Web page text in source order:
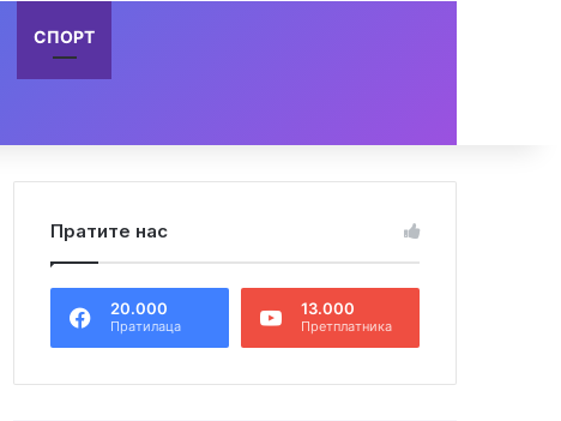
СПОРТ
Пратите нас
20.000
Пратилаца
13.000
Претплатника